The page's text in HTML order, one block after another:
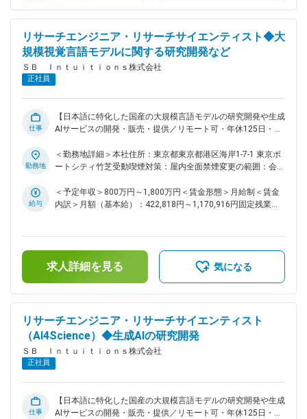
高い性能と利便性を両立する国産大規模言語モデルの開発・改
善・研究を担当いただきます。 具体的には： ・LLMの事前学
習、ファインチューニング、強化学習など一連のモデル開発
・LLMを高性能化するための新規学習アルゴリズムや学習レシ
ピの研究・検証 ・開発したモデルに対するベンチマークの整
クト開発チームと密に連携 コミュニケーションツール：Slack
／GitHub／Zoom／Google Workspace 会議は基本オンライン
にも引けを取らない計算基盤を活用し、正面から最先端LLM開
発に取り組める環境 ・ユーザーにとっての価値を自ら考え、
要であれば、技術領域に制限なく挑戦できる裁量の大きさ ・
「研究」で終わらせず、実際に使われるAIプロダクトを世に届
リサーチエンジニア・リサーチサイエンティスト◆大
規模視覚言語モデルに関する研究開発など
ＳＢ Ｉｎｔｕｉｔｉｏｎｓ株式会社
正社員
仕事
【日本語に特化した国産の大規模言語モデルの研究開発や生成
AIサービスの開発・販売・提供／リモート可・年休125日・フ
研究開発 ・大規模視覚言語モデルの開発基盤の構築 ・大規模
視覚言語モデルの能力を評価するベンチマークの設計 ・デー
表 ■仕事の魅力 当社の所有する国内最大級規模の計算基盤を
使い当社が開発したLLMをベースとした大規模視覚言語モデル
更の範囲：会社の定める業務
勤務地
＜勤務地詳細＞本社住所：東京都東京都港区海岸1-7-1 東京ポ
ートシティ竹芝受動喫煙対策：屋内全面禁煙変更の範囲：会社
給与
＜予定年収＞800万円～1,800万円＜賃金形態＞月給制＜賃金
内訳＞月額（基本給）：422,818円～1,170,916円固定残業手
＜残業手当＞有＜給与補足＞※上限金額はその限りではござい
ません※別途インセンティブが支給されることがあります賃金
はあくまでも目安の金額であり、選考を通じて上下する可能性
求人詳細を見る 気になる
リサーチエンジニア・リサーチサイエンティスト
（AI4Science）◆生成AIの研究開発
ＳＢ Ｉｎｔｕｉｔｉｏｎｓ株式会社
正社員
仕事
【日本語に特化した国産の大規模言語モデルの研究開発や生成
AIサービスの開発・販売・提供／リモート可・年休125日・フ